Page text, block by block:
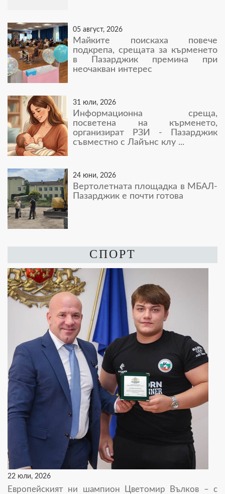
05 август, 2026
Майките поискаха повече
подкрепа, срещата за кърменето
в Пазарджик премина при
неочакван интерес
31 юли, 2026
Информационна среща,
посветена на кърменето,
организират РЗИ - Пазарджик
съвместно с Лайънс клу ...
24 юни, 2026
Вертолетната площадка в МБАЛ-
Пазарджик е почти готова
СПОРТ
22 юли, 2026
Европейският ни шампион Цветомир Вълков – с